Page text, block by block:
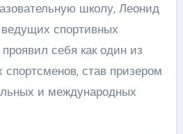
школу, Леонид
спортивных
себя как один из
став призером
и международных